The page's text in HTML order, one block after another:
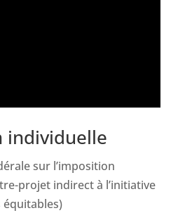
individuelle
sur l’imposition
projet indirect à l’initiative